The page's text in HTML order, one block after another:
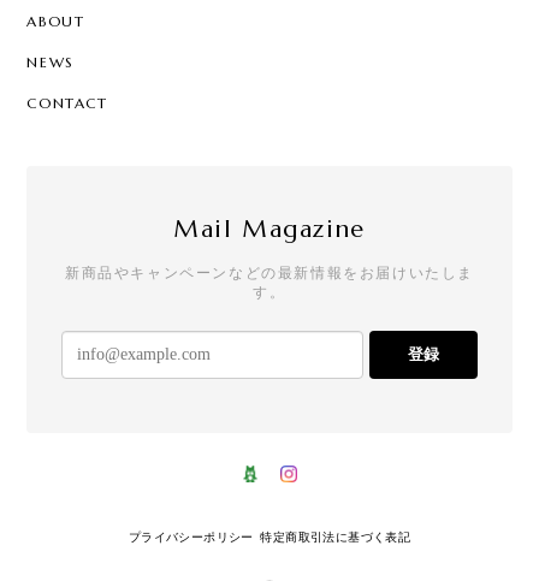
ABOUT
NEWS
CONTACT
Mail Magazine
新商品やキャンペーンなどの最新情報をお届けいたしま
す。
登録
プライバシーポリシー 特定商取引法に基づく表記